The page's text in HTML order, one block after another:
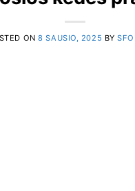
ON8 SAUSIO, 2025 BY